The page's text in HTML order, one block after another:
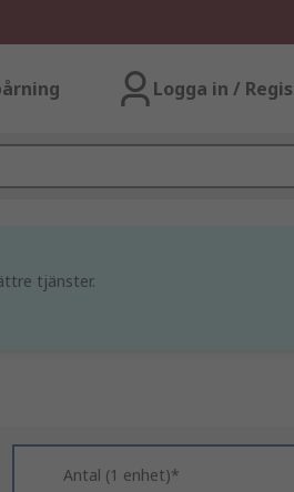
Logga in /
tjänster.
Antal (1 enhet)*